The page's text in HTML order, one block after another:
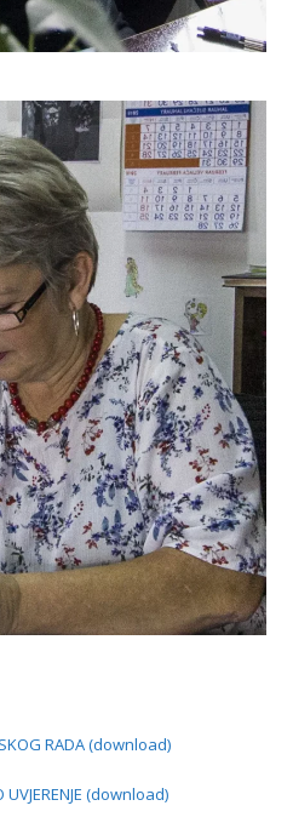
RADA (download)
UVJERENJE (download)